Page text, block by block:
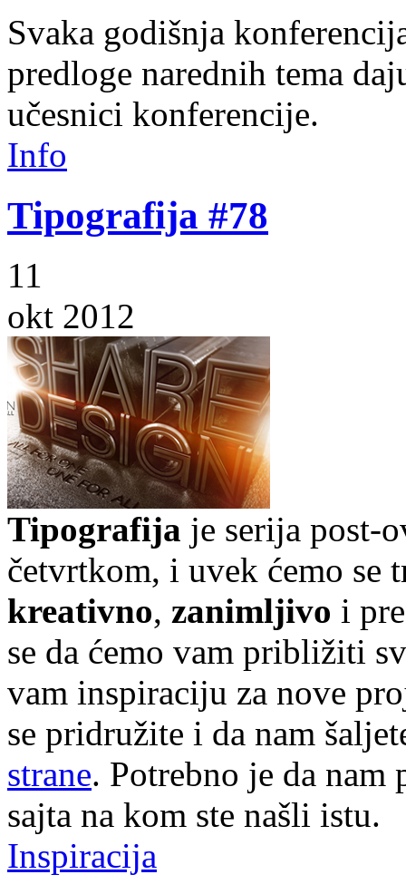
Svaka godišnja
predloge narednih tema
učesnici konferencije.
Info
Tipografija #78
11
okt 2012
Tipografija je serija post-
četvrtkom, i uvek ćemo se
kreativno, zanimljivo i
se da ćemo vam približiti
vam inspiraciju za nove
se pridružite i da nam
strane. Potrebno je da
sajta na kom ste našli istu.
Inspiracija